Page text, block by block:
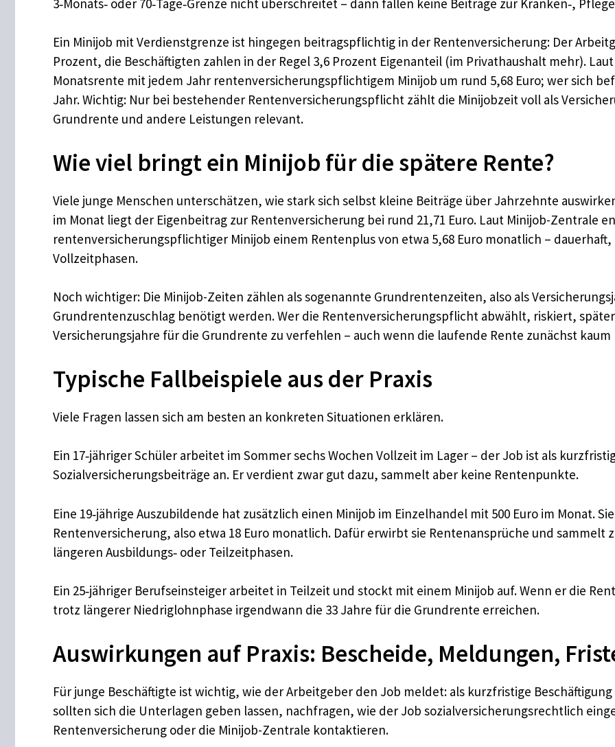
Ein Minijob mit Verdienstgrenze ist hingegen beitragspflichtig in der Rentenversicherung: Der
Prozent, die Beschäftigten zahlen in der Regel 3,6 Prozent Eigenanteil (im Privathaushalt mehr).
Monatsrente mit jedem Jahr rentenversicherungspflichtigem Minijob um rund 5,68 Euro; wer sich
Jahr. Wichtig: Nur bei bestehender Rentenversicherungspflicht zählt die Minijobzeit voll als
Grundrente und andere Leistungen relevant.
Wie viel bringt ein Minijob für die spätere Rente?
Viele junge Menschen unterschätzen, wie stark sich selbst kleine Beiträge über Jahrzehnte
im Monat liegt der Eigenbeitrag zur Rentenversicherung bei rund 21,71 Euro. Laut Minijob-Zentrale
rentenversicherungspflichtiger Minijob einem Rentenplus von etwa 5,68 Euro monatlich –
Vollzeitphasen.
Noch wichtiger: Die Minijob-Zeiten zählen als sogenannte Grundrentenzeiten, also als
Grundrentenzuschlag benötigt werden. Wer die Rentenversicherungspflicht abwählt, riskiert,
Versicherungsjahre für die Grundrente zu verfehlen – auch wenn die laufende Rente zunächst
Typische Fallbeispiele aus der Praxis
Viele Fragen lassen sich am besten an konkreten Situationen erklären.
Ein 17‑jähriger Schüler arbeitet im Sommer sechs Wochen Vollzeit im Lager – der Job ist als
Sozialversicherungsbeiträge an. Er verdient zwar gut dazu, sammelt aber keine Rentenpunkte.
Eine 19‑jährige Auszubildende hat zusätzlich einen Minijob im Einzelhandel mit 500 Euro im Monat.
Rentenversicherung, also etwa 18 Euro monatlich. Dafür erwirbt sie Rentenansprüche und sammelt
längeren Ausbildungs‑ oder Teilzeitphasen.
Ein 25‑jähriger Berufseinsteiger arbeitet in Teilzeit und stockt mit einem Minijob auf. Wenn er die
trotz längerer Niedriglohnphase irgendwann die 33 Jahre für die Grundrente erreichen.
Auswirkungen auf Praxis: Bescheide, Meldungen,
Für junge Beschäftigte ist wichtig, wie der Arbeitgeber den Job meldet: als kurzfristige
sollten sich die Unterlagen geben lassen, nachfragen, wie der Job sozialversicherungsrechtlich
Rentenversicherung oder die Minijob-Zentrale kontaktieren.